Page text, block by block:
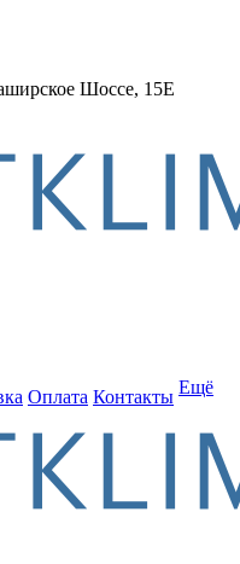
Шоссе, 15Е
Оплата Контакты Ещё